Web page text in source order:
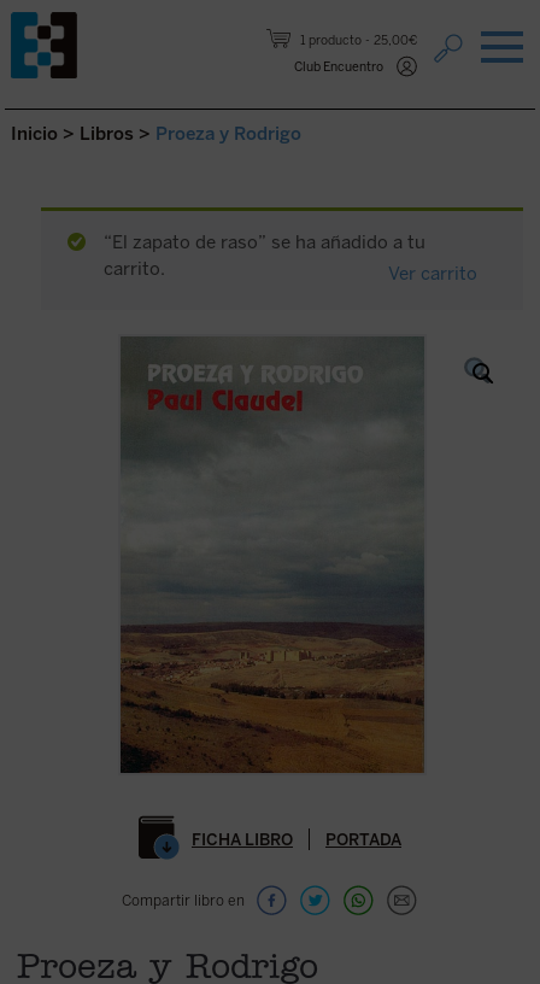
1 producto
25,00€
Club Encuentro
Saltar al contenido.
Inicio > Libros > Proeza y Rodrigo
“El zapato de raso” se ha añadido a tu
carrito.
Ver carrito
FICHA LIBRO PORTADA
Compartir libro en
Proeza y Rodrigo